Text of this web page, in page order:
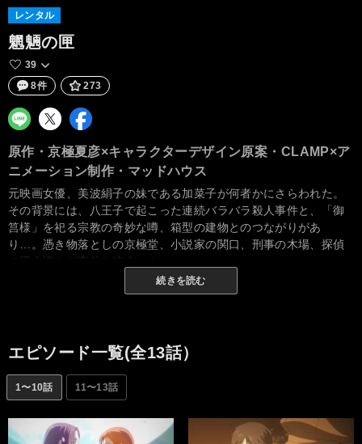
レンタル
魍魎の匣
39
8件
273
原作・京極夏彦×キャラクターデザイン原案・CLAMP×ア
ニメーション制作・マッドハウス
元映画女優、美波絹子の妹である加菜子が何者かにさらわれた。
その背景には、八王子で起こった連続バラバラ殺人事件と、「御
筥様」を祀る宗教の奇妙な噂、箱型の建物とのつながりがあ
り…。憑き物落としの京極堂、小説家の関口、刑事の木場、探偵
の榎木津らが事件を追う…！
続きを読む
エピソード一覧(全13話）
1〜10話 11〜13話